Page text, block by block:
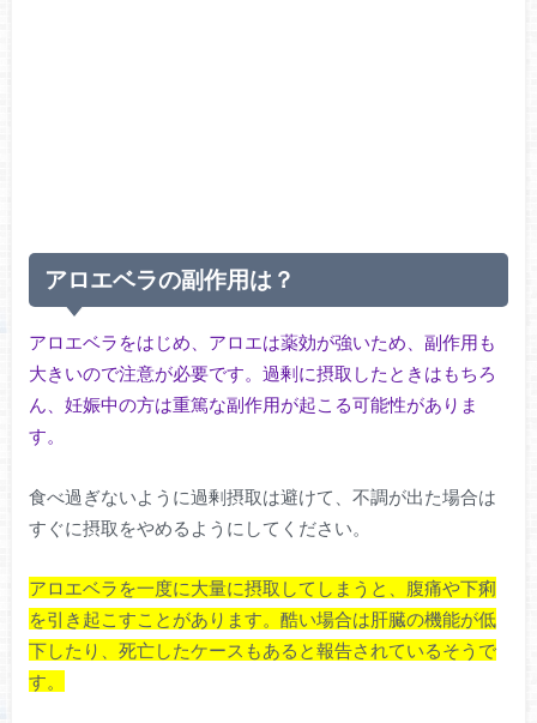
アロエベラの副作用は？
アロエベラをはじめ、アロエは薬効が強いため、副作用も
大きいので注意が必要です。過剰に摂取したときはもちろ
ん、妊娠中の方は重篤な副作用が起こる可能性がありま
す。
食べ過ぎないように過剰摂取は避けて、不調が出た場合は
すぐに摂取をやめるようにしてください。
アロエベラを一度に大量に摂取してしまうと、腹痛や下痢
を引き起こすことがあります。酷い場合は肝臓の機能が低
下したり、死亡したケースもあると報告されているそうで
す。